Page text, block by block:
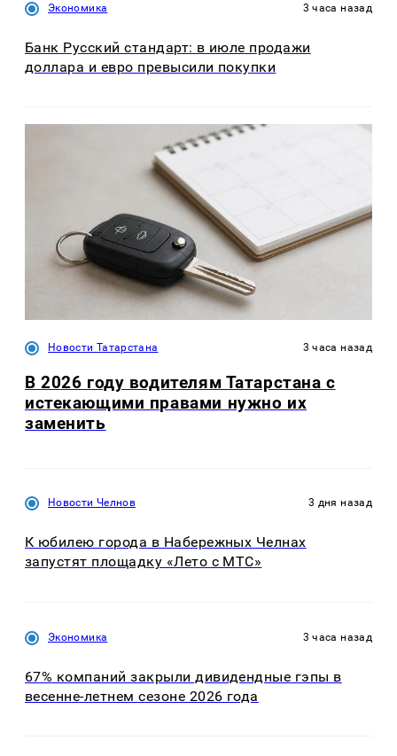
Экономика 3 часа назад
Банк Русский стандарт: в июле продажи
доллара и евро превысили покупки
Новости Татарстана 3 часа назад
В 2026 году водителям Татарстана с
истекающими правами нужно их
заменить
Новости Челнов 3 дня назад
К юбилею города в Набережных Челнах
запустят площадку «Лето с МТС»
Экономика 3 часа назад
67% компаний закрыли дивидендные гэпы в
весенне-летнем сезоне 2026 года